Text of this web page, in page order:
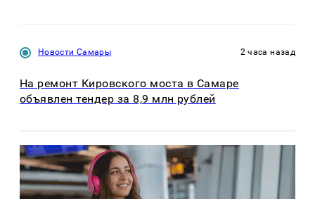
Новости Самары 2 часа назад
На ремонт Кировского моста в Самаре
объявлен тендер за 8,9 млн рублей